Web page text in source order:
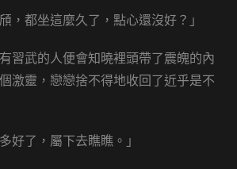
，都坐這麼久了，點心還沒好？」
習武的人便會知曉裡頭帶了震魄的內
激靈，戀戀捨不得地收回了近乎是不
好了，屬下去瞧瞧。」